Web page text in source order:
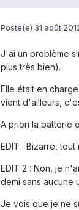
Posté(e) 31 août
J'ai un problème
plus très bien).
Elle était en
vient d'ailleurs,
A priori la batterie
EDIT : Bizarre,
EDIT 2 : Non, je
demi sans aucune
Je vois que je ne